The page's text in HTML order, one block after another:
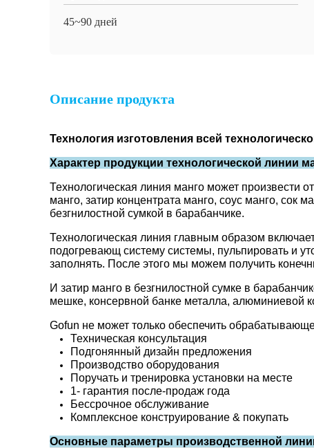
45~90 дней
Описание продукта
Технология изготовления всей
Характер продукции технологической линии
Технологическая линия манго может произвести
манго, затир концентрата манго, соус манго, сок
безгнилостной сумкой в барабанчике.
Технологическая линия главным образом
подогревающ систему системы, пульпировать и
заполнять. После этого мы можем получить
И затир манго в безгнилостной сумке в
мешке, консервной банке металла, алюминиевой
Gofun не может только обеспечить
Техническая консультация
Подгонянный дизайн предложения
Производство оборудования
Поручать и тренировка установки на месте
1- гарантия после-продаж года
Бессрочное обслуживание
Комплексное конструирование & покупать
Основные параметры производственной